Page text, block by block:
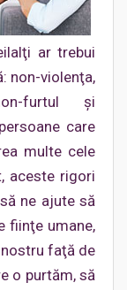
ar trebui
non-violenţa,
furtul şi
care
multe cele
aceste rigori
ne ajute să
fiinţe umane,
faţă de
o purtăm, să